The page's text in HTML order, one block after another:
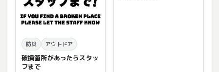
防災 アウトドア
破損箇所があったらスタッ
フまで